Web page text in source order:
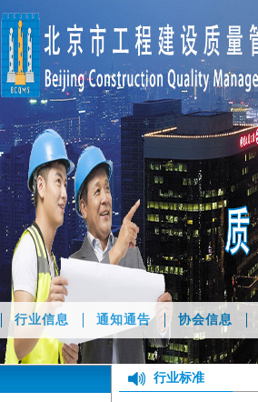
行业信息 通知通告 协会信息
行业标准